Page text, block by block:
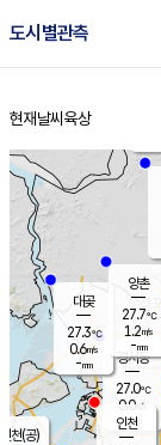
도시별관측
홈
현재날씨 육상
경서동
27.0℃
0.0m/s
-mm
대곶
27.3℃
0.6m/s
-mm
양촌
27.7℃
1.2m/s
-mm
인천(공)
인천